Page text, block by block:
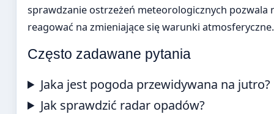
sprawdzanie ostrzeżeń meteorologicznych pozwala
reagować na zmieniające się warunki atmosferyczne.
Często zadawane pytania
Jaka jest pogoda przewidywana na jutro?
Jak sprawdzić radar opadów?